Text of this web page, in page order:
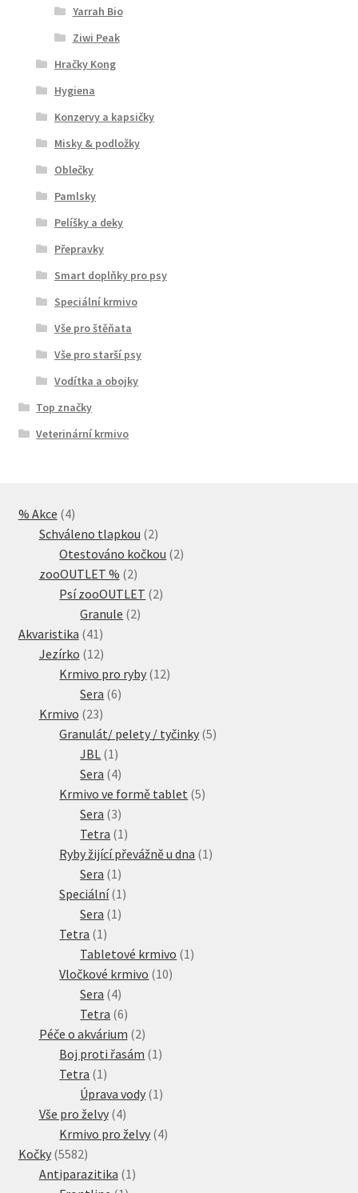
Yarrah Bio
Ziwi Peak
Hračky Kong
Hygiena
Konzervy a kapsičky
Misky & podložky
Oblečky
Pamlsky
Pelíšky a deky
Přepravky
Smart doplňky pro psy
Speciální krmivo
Vše pro štěňata
Vše pro starší psy
Vodítka a obojky
Top značky
Veterinární krmivo
% Akce 44
produkty
Schváleno tlapkou 22
produkty
Otestováno kočkou 22
zooOUTLET % 22
produkty
Psí zooOUTLET 22
Granule 22
Akvaristika 41 41
produktů
Jezírko 1212
produktů
Krmivo pro ryby 1212
Sera 66
Krmivo 2323
produktů
Granulát/ pelety / tyčinky 55
JBL 1 1
produkt
Sera 44
produkty
Krmivo ve formě tablet 55
Sera 33
produkty
Tetra 1 1
produkt
Ryby žijící převážně u dna 1 1
Sera 1 1
produkt
Speciální 1 1
Sera 1 1
Tetra 1 1
produkt
Tabletové krmivo 1 1
Vločkové krmivo 1010
Sera 44
produkty
Tetra 66
produktů
Péče o akvárium 22
produkty
Boj proti řasám 1 1
Tetra 1 1
produkt
Úprava vody 1 1
Vše pro želvy 44
produkty
Krmivo pro želvy 44
Kočky 55825582
produktů
Antiparazitika 1 1